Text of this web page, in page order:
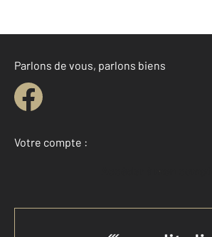
Parlons de vous, parlons biens
Votre compte :
Accéder à mon compte